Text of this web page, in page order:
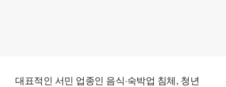
대표적인 서민 업종인 음식·숙박업 침체, 청년